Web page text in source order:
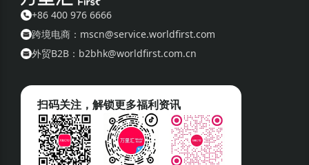
+86 400 976 6666
跨境电商：mscn@service.worldfirst.com
外贸B2B：b2bhk@worldfirst.com.cn
扫码关注，解锁更多福利资讯